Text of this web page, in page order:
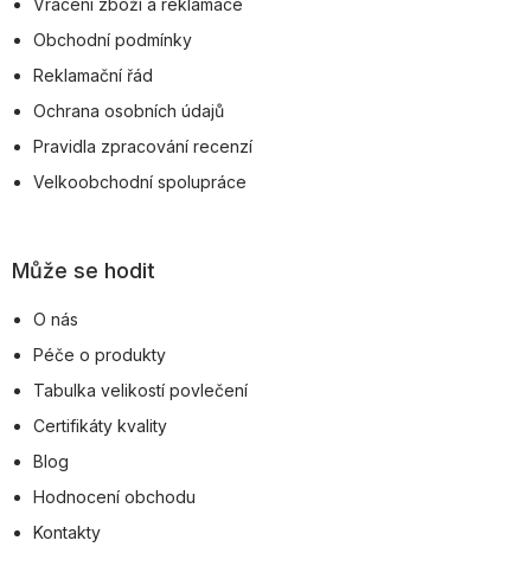
Obchodní podmínky
Reklamační řád
Ochrana osobních údajů
Pravidla zpracování recenzí
Velkoobchodní spolupráce
Může se hodit
O nás
Péče o produkty
Tabulka velikostí povlečení
Certifikáty kvality
Blog
Hodnocení obchodu
Kontakty